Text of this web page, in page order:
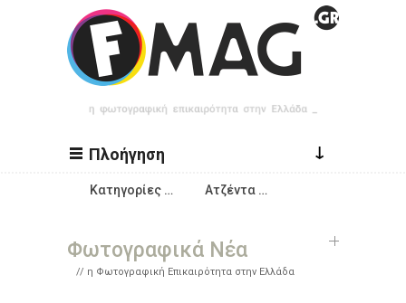
Παράκαμψη προς το κυρίως περιεχόμενο
Πλοήγηση ↓
Κατηγορίες … Ατζέντα …
Φωτογραφικά Νέα
η Φωτογραφική Επικαιρότητα στην Ελλάδα